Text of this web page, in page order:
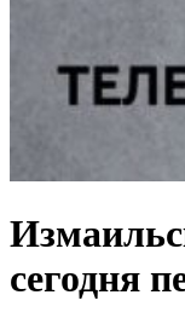
сегодня